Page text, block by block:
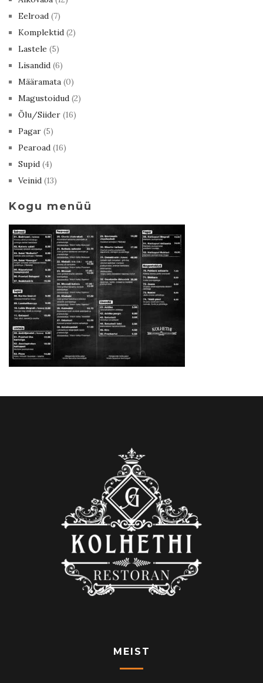
Eelroad (7)
Komplektid (2)
Lastele (5)
Lisandid (6)
Määramata (0)
Magustoidud (2)
Õlu/Siider (16)
Pagar (5)
Pearoad (16)
Supid (4)
Veinid (13)
Kogu menüü
MEIST